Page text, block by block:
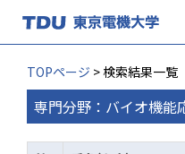
TOPページ > 検索結果一覧
専門分野：バイオ機能